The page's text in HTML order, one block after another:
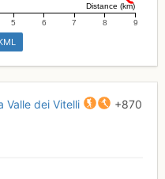
5 6 7 8 9
Distance (km)
Valle dei Vitelli
+870